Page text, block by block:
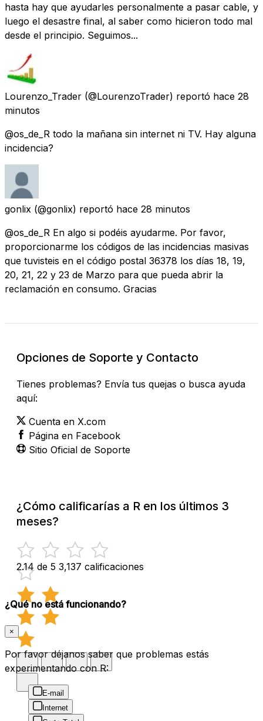
hasta hay que ayudarles personalmente a pasar cable, y
luego el desastre final, al saber como hicieron todo mal
desde el principio. Seguimos...
Lourenzo_Trader (@LourenzoTrader) reportó hace 28
minutos
@os_de_R todo la mañana sin internet ni TV. Hay alguna
incidencia?
gonlix (@gonlix) reportó hace 28 minutos
@os_de_R En algo si podéis ayudarme. Por favor,
proporcionarme los códigos de las incidencias masivas
que tuvisteis en el código postal 36378 los días 18, 19,
20, 21, 22 y 23 de Marzo para que pueda abrir la
reclamación en consumo. Gracias
Opciones de Soporte y Contacto
Tienes problemas? Envía tus quejas o busca ayuda
aquí:
Cuenta en X.com
Página en Facebook
Sitio Oficial de Soporte
¿Cómo calificarías a R en los últimos 3
meses?
2.14 de 5 3,137 calificaciones
¿Qué no está funcionando?
×
Por favor déjanos saber que problemas estás
experimentando con R:
E-mail
Internet